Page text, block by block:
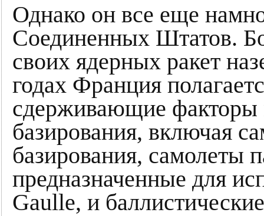
Однако он все еще
Соединенных Штатов.
своих ядерных ракет
годах Франция
сдерживающие факторы
базирования, включая
базирования, самолеты
предназначенные для
Gaulle, и